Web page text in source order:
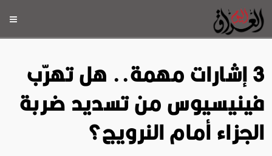
3 إشارات مهمة.. هل تهرّب
فينيسيوس من تسديد ضربة
الجزاء أمام النرويج؟